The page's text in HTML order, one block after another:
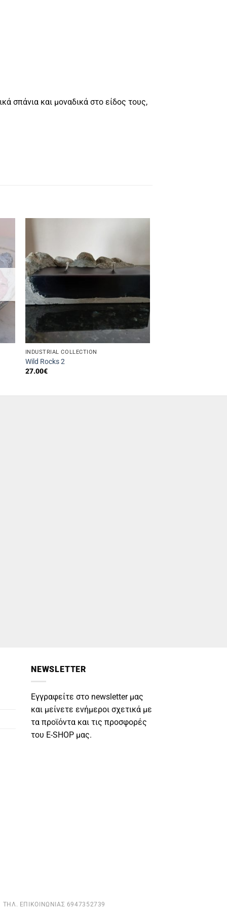
σπάνια και μοναδικά στο είδος τους,
INDUSTRIAL COLLECTION
Wild Rocks 2
27.00€
NEWSLETTER
Εγγραφείτε στο newsletter μας
και μείνετε ενήμεροι σχετικά με
τα προϊόντα και τις προσφορές
του E-SHOP μας.
ΤΗΛ. ΕΠΙΚΟΙΝΩΝΊΑΣ 6947352739